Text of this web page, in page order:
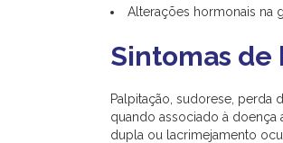
Alterações hormonais na
Sintomas
Palpitação, sudorese, perda
quando associado à doença
dupla ou lacrimejamento